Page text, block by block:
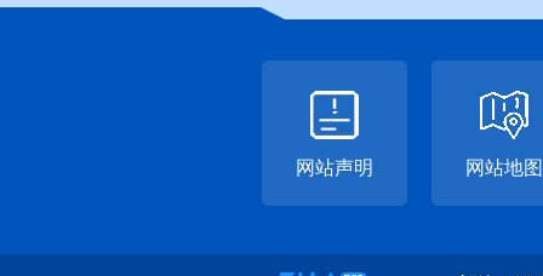
网站声明 网站地图